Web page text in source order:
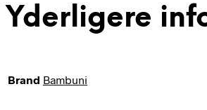
Yderligere
Brand Bambuni